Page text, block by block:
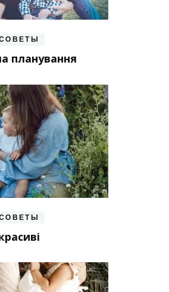
планування